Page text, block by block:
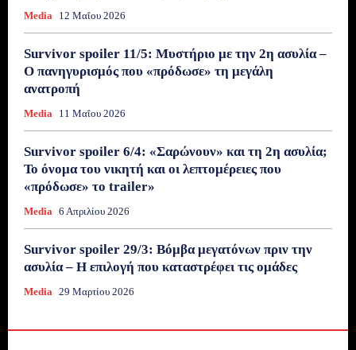
Media 12 Μαΐου 2026
Survivor spoiler 11/5: Μυστήριο με την 2η ασυλία –
Ο πανηγυρισμός που «πρόδωσε» τη μεγάλη
ανατροπή
Media 11 Μαΐου 2026
Survivor spoiler 6/4: «Σαρώνουν» και τη 2η ασυλία;
Το όνομα του νικητή και οι λεπτομέρειες που
«πρόδωσε» το trailer»
Media 6 Απριλίου 2026
Survivor spoiler 29/3: Βόμβα μεγατόνων πριν την
ασυλία – Η επιλογή που καταστρέφει τις ομάδες
Media 29 Μαρτίου 2026